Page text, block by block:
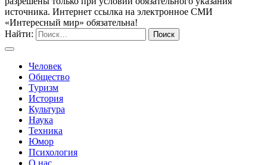
источника. Интернет ссылка на электронное СМИ
«Интересный мир» обязательна!
Найти:
Человек
Общество
Туризм
История
Культура
Наука
Техника
Юмор
Психология
О нас